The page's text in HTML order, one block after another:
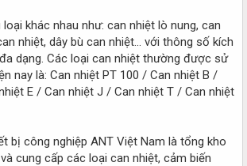
khác nhau như: can nhiệt lò nung, can
nhiệt, dây bù can nhiệt... với thông số kích
dạng. Các loại can nhiệt thường được sử
nay là: Can nhiệt PT 100 / Can nhiệt B /
E / Can nhiệt J / Can nhiệt T / Can nhiệt
bị công nghiệp ANT Việt Nam là tổng kho
cung cấp các loại can nhiệt, cảm biến